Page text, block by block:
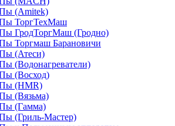
(Amitek)
ТоргТехМаш
ГродТоргМаш (Гродно)
Торгмаш Барановичи
(Атеси)
(Водонагреватели)
(Восход)
(HMR)
(Вязьма)
(Гамма)
(Гриль-Мастер)